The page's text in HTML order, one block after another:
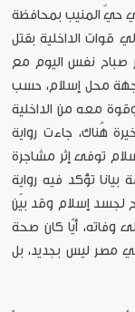
تدوّي حيّ المنيب بمحافظة
قوات الداخلية بقتل
صباح نفس اليوم مع
محل إسلام، حسب
معه من الداخلية
هُناك، جاءت رواية
توفى إثر مشاجرة
بيانا تؤكد فيه رواية
لجسد إسلام وقد بيّن
أيًا كان صحة
في مصر ليس بجديد، بل